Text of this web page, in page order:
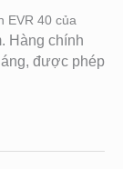
EVR 40 của
Hàng chính
được phép